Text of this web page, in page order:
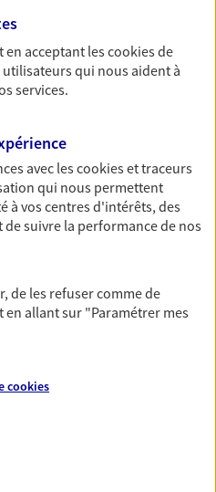
rythme et
profil.
nouveau chapitre de
d'un expert. Découvrez
Epargne Retraite)
la retraite.
vous avec notre
en optant pour les
en acceptant lescookiesde
utilisateurs qui nous aident à
services.
avec lescookies et traceurs
qui nous permettent
à vos centres d'intérêts, des
suivre la performance de nos
de les refuser comme de
en allant sur "Paramétrer mes
cookies